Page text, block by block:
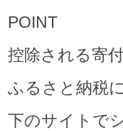
POINT
控除される寄
ふるさと納税
下のサイトで